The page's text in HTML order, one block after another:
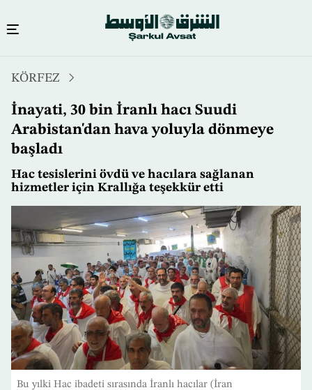
içeriğe
atla
KÖRFEZ
İnayati, 30 bin İranlı hacı Suudi
Arabistan'dan hava yoluyla dönmeye
başladı
Hac tesislerini övdü ve hacılara sağlanan
hizmetler için Krallığa teşekkür etti
Bu yılki Hac ibadeti sırasında İranlı hacılar (İran